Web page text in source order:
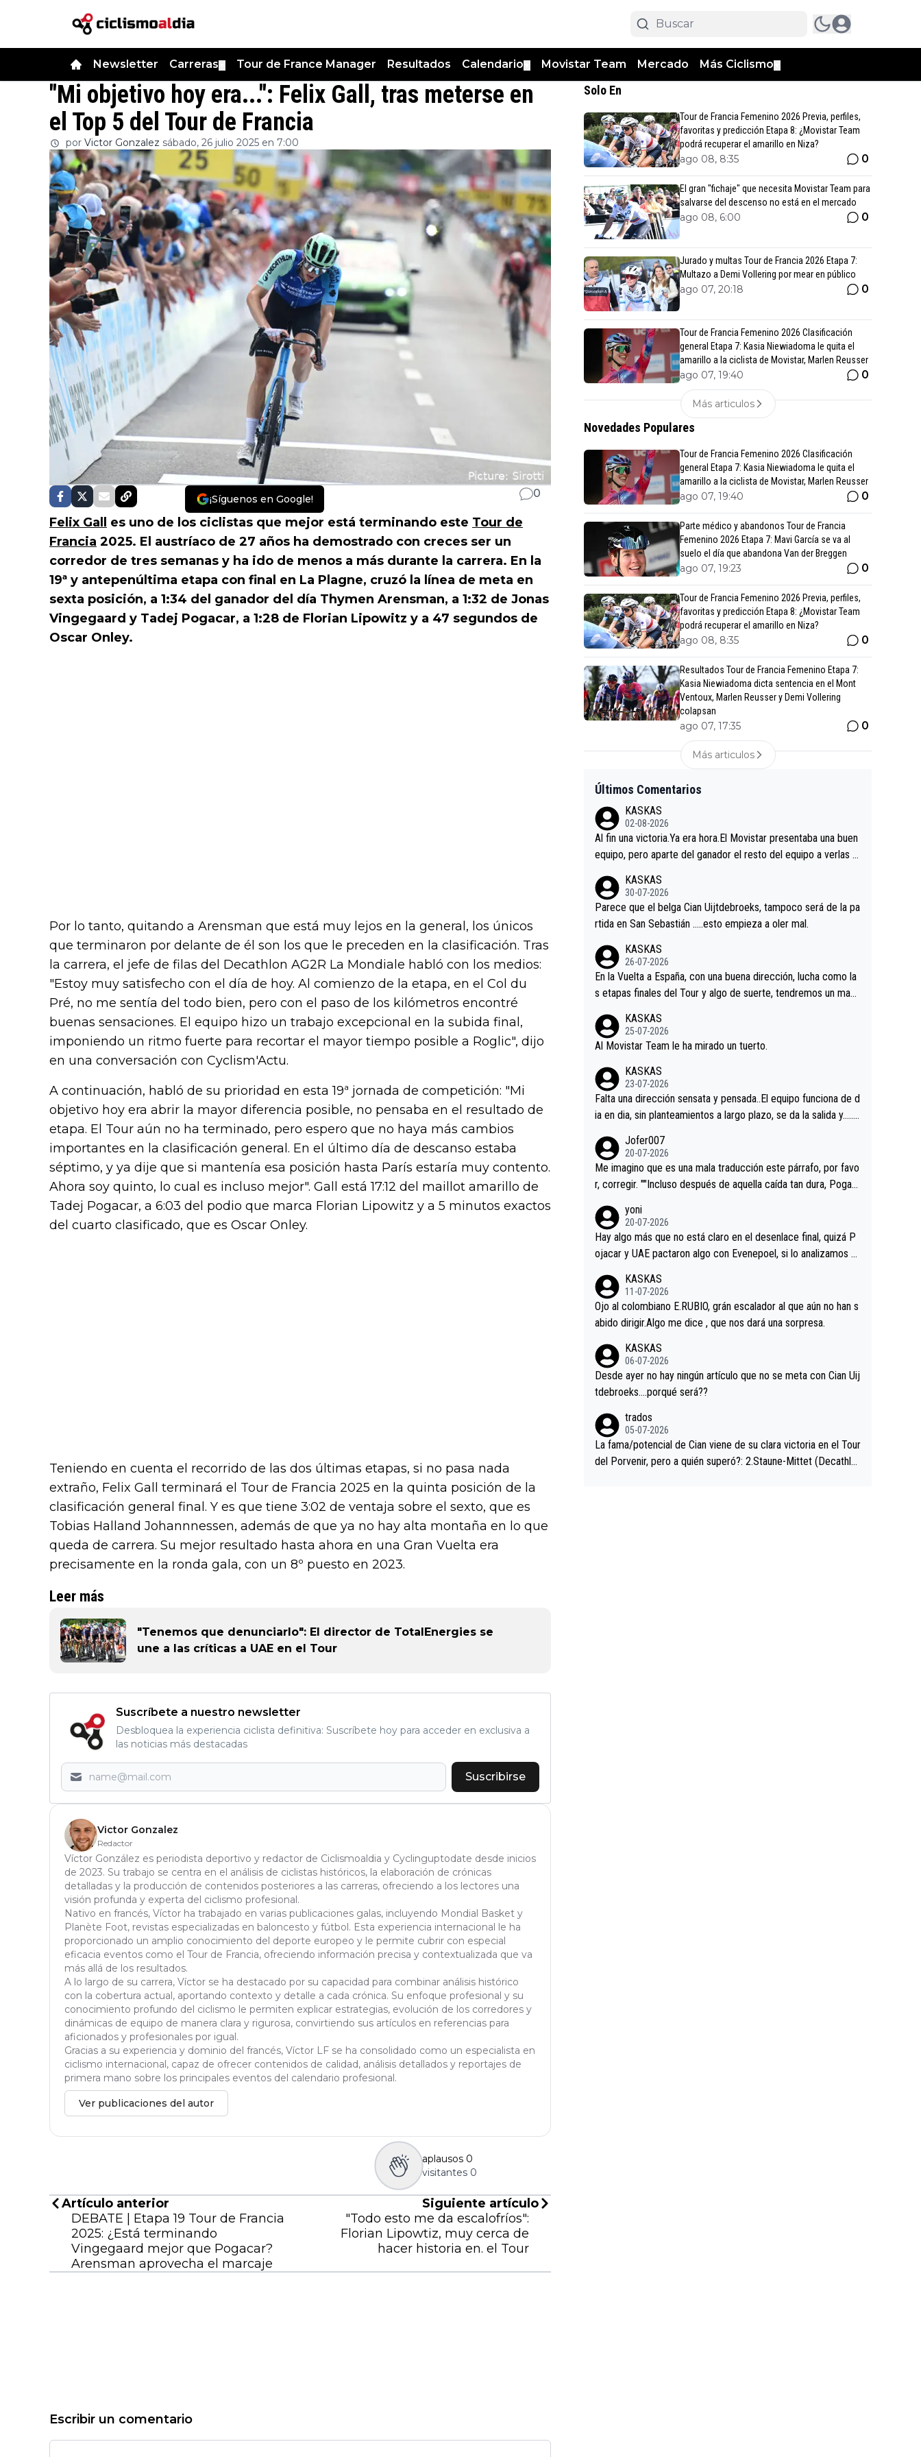
Newsletter Carreras Tour de France Manager Resultados Calendario Movistar Team Mercado Más Ciclismo
"Mi objetivo hoy era...": Felix Gall, tras meterse en
el Top 5 del Tour de Francia
por Victor Gonzalez sábado, 26 julio 2025 en 7:00
¡Síguenos en Google! 0
Felix Gall es uno de los ciclistas que mejor está terminando este Tour de
Francia 2025. El austríaco de 27 años ha demostrado con creces ser un
corredor de tres semanas y ha ido de menos a más durante la carrera. En la
19ª y antepenúltima etapa con final en La Plagne, cruzó la línea de meta en
sexta posición, a 1:34 del ganador del día Thymen Arensman, a 1:32 de Jonas
Vingegaard y Tadej Pogacar, a 1:28 de Florian Lipowitz y a 47 segundos de
Oscar Onley.
Por lo tanto, quitando a Arensman que está muy lejos en la general, los únicos
que terminaron por delante de él son los que le preceden en la clasificación. Tras
la carrera, el jefe de filas del Decathlon AG2R La Mondiale habló con los medios:
"Estoy muy satisfecho con el día de hoy. Al comienzo de la etapa, en el Col du
Pré, no me sentía del todo bien, pero con el paso de los kilómetros encontré
buenas sensaciones. El equipo hizo un trabajo excepcional en la subida final,
imponiendo un ritmo fuerte para recortar el mayor tiempo posible a Roglic", dijo
en una conversación con Cyclism'Actu.
A continuación, habló de su prioridad en esta 19ª jornada de competición: "Mi
objetivo hoy era abrir la mayor diferencia posible, no pensaba en el resultado de
etapa. El Tour aún no ha terminado, pero espero que no haya más cambios
importantes en la clasificación general. En el último día de descanso estaba
séptimo, y ya dije que si mantenía esa posición hasta París estaría muy contento.
Ahora soy quinto, lo cual es incluso mejor". Gall está 17:12 del maillot amarillo de
Tadej Pogacar, a 6:03 del podio que marca Florian Lipowitz y a 5 minutos exactos
del cuarto clasificado, que es Oscar Onley.
Teniendo en cuenta el recorrido de las dos últimas etapas, si no pasa nada
extraño, Felix Gall terminará el Tour de Francia 2025 en la quinta posición de la
clasificación general final. Y es que tiene 3:02 de ventaja sobre el sexto, que es
Tobias Halland Johannnessen, además de que ya no hay alta montaña en lo que
queda de carrera. Su mejor resultado hasta ahora en una Gran Vuelta era
precisamente en la ronda gala, con un 8º puesto en 2023.
Leer más
"Tenemos que denunciarlo": El director de TotalEnergies se
une a las críticas a UAE en el Tour
Suscríbete a nuestro newsletter
Desbloquea la experiencia ciclista definitiva: Suscríbete hoy para acceder en exclusiva a
las noticias más destacadas
Suscribirse
Victor Gonzalez
Redactor
Víctor González es periodista deportivo y redactor de Ciclismoaldia y Cyclinguptodate desde inicios
de 2023. Su trabajo se centra en el análisis de ciclistas históricos, la elaboración de crónicas
detalladas y la producción de contenidos posteriores a las carreras, ofreciendo a los lectores una
visión profunda y experta del ciclismo profesional.
Nativo en francés, Víctor ha trabajado en varias publicaciones galas, incluyendo Mondial Basket y
Planète Foot, revistas especializadas en baloncesto y fútbol. Esta experiencia internacional le ha
proporcionado un amplio conocimiento del deporte europeo y le permite cubrir con especial
eficacia eventos como el Tour de Francia, ofreciendo información precisa y contextualizada que va
más allá de los resultados.
A lo largo de su carrera, Víctor se ha destacado por su capacidad para combinar análisis histórico
con la cobertura actual, aportando contexto y detalle a cada crónica. Su enfoque profesional y su
conocimiento profundo del ciclismo le permiten explicar estrategias, evolución de los corredores y
dinámicas de equipo de manera clara y rigurosa, convirtiendo sus artículos en referencias para
aficionados y profesionales por igual.
Gracias a su experiencia y dominio del francés, Víctor LF se ha consolidado como un especialista en
ciclismo internacional, capaz de ofrecer contenidos de calidad, análisis detallados y reportajes de
primera mano sobre los principales eventos del calendario profesional.
Ver publicaciones del autor
aplausos 0
visitantes 0
Artículo anterior
DEBATE | Etapa 19 Tour de Francia
2025: ¿Está terminando
Vingegaard mejor que Pogacar?
Arensman aprovecha el marcaje
Siguiente artículo
"Todo esto me da escalofríos":
Florian Lipowtiz, muy cerca de
hacer historia en. el Tour
Escribir un comentario
Solo En
Tour de Francia Femenino 2026 Previa, perfiles,
favoritas y predicción Etapa 8: ¿Movistar Team
podrá recuperar el amarillo en Niza?
ago 08, 8:35 0
El gran "fichaje" que necesita Movistar Team para
salvarse del descenso no está en el mercado
ago 08, 6:00 0
Jurado y multas Tour de Francia 2026 Etapa 7:
Multazo a Demi Vollering por mear en público
ago 07, 20:18 0
Tour de Francia Femenino 2026 Clasificación
general Etapa 7: Kasia Niewiadoma le quita el
amarillo a la ciclista de Movistar, Marlen Reusser
ago 07, 19:40 0
Más articulos
Novedades Populares
Tour de Francia Femenino 2026 Clasificación
general Etapa 7: Kasia Niewiadoma le quita el
amarillo a la ciclista de Movistar, Marlen Reusser
ago 07, 19:40 0
Parte médico y abandonos Tour de Francia
Femenino 2026 Etapa 7: Mavi García se va al
suelo el día que abandona Van der Breggen
ago 07, 19:23 0
Tour de Francia Femenino 2026 Previa, perfiles,
favoritas y predicción Etapa 8: ¿Movistar Team
podrá recuperar el amarillo en Niza?
ago 08, 8:35 0
Resultados Tour de Francia Femenino Etapa 7:
Kasia Niewiadoma dicta sentencia en el Mont
Ventoux, Marlen Reusser y Demi Vollering
colapsan
ago 07, 17:35 0
Más articulos
Últimos Comentarios
KASKAS
02-08-2026
Al fin una victoria.Ya era hora.El Movistar presentaba una buen
equipo, pero aparte del ganador el resto del equipo a verlas v
es.La única buena noticia es la mejoría de Enric Más en San S
ebastian.Si en la Vuelta a Burgos sigue la mejoría, podríamos t
ener alguna sorpresa en la Vuelta.Ojalá.
KASKAS
30-07-2026
Parece que el belga Cian Uijtdebroeks, tampoco será de la pa
rtida en San Sebastián …..esto empieza a oler mal.
KASKAS
26-07-2026
En la Vuelta a España, con una buena dirección, lucha como la
s etapas finales del Tour y algo de suerte, tendremos un magn
KASKAS
25-07-2026
Al Movistar Team le ha mirado un tuerto.
KASKAS
23-07-2026
Falta una dirección sensata y pensada..El equipo funciona de d
ia en dia, sin planteamientos a largo plazo, se da la salida y…..v
a, Minguez, Velez etc etc.Me da pena vivir estos momentos t
an tristes sin victorias.
Jofer007
20-07-2026
Me imagino que es una mala traducción este párrafo, por favo
r, corregir. ""Incluso después de aquella caída tan dura, Pogac
rd permaneció pegado a su rueda. Parecía increíble la forma
en la que era capaz de controlar el miedo", recordó."
yoni
20-07-2026
Hay algo más que no está claro en el desenlace final, quizá P
ojacar y UAE pactaron algo con Evenepoel, si lo analizamos P
casi sin pedalear, luego está el saludo con Evenepoel dándose
la mano de una manera muy fraternal, más allá de los típicos t
oques en el hombro con que saludaba a Vingegard. Ahí hubo u
o aprieta, a ver si por querer poner a Del Toro con calzador e
n posición de podio UAE y Pojacar se van complicar el tour.
KASKAS
11-07-2026
Ojo al colombiano E.RUBIO, grán escalador al que aún no han s
abido dirigir.Algo me dice , que nos dará una sorpresa.
KASKAS
06-07-2026
Desde ayer no hay ningún artículo que no se meta con Cian Uij
tdebroeks….porqué será??
trados
05-07-2026
La fama/potencial de Cian viene de su clara victoria en el Tour
del Porvenir, pero a quién superó?: 2.Staune-Mittet (Decathlo